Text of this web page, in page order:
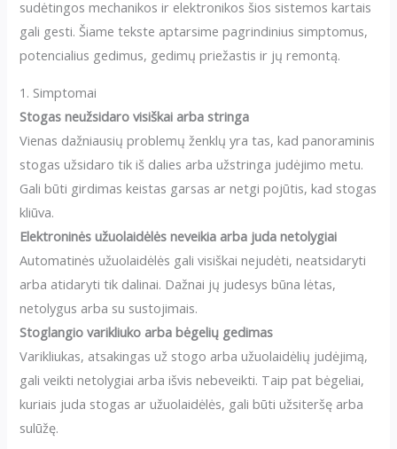
sudėtingos mechanikos ir elektronikos šios sistemos kartais
gali gesti. Šiame tekste aptarsime pagrindinius simptomus,
potencialius gedimus, gedimų priežastis ir jų remontą.
1. Simptomai
Stogas neužsidaro visiškai arba stringa
Vienas dažniausių problemų ženklų yra tas, kad panoraminis
stogas užsidaro tik iš dalies arba užstringa judėjimo metu.
Gali būti girdimas keistas garsas ar netgi pojūtis, kad stogas
kliūva.
Elektroninės užuolaidėlės neveikia arba juda netolygiai
Automatinės užuolaidėlės gali visiškai nejudėti, neatsidaryti
arba atidaryti tik dalinai. Dažnai jų judesys būna lėtas,
netolygus arba su sustojimais.
Stoglangio varikliuko arba bėgelių gedimas
Varikliukas, atsakingas už stogo arba užuolaidėlių judėjimą,
gali veikti netolygiai arba išvis nebeveikti. Taip pat bėgeliai,
kuriais juda stogas ar užuolaidėlės, gali būti užsiteršę arba
sulūžę.